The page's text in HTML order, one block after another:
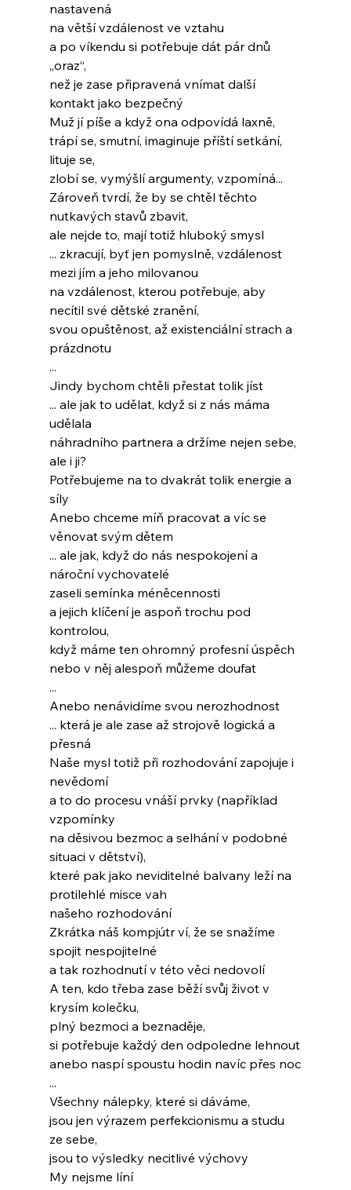
nastavená
na větší vzdálenost ve vztahu
a po víkendu si potřebuje dát pár dnů
„oraz“,
než je zase připravená vnímat další
kontakt jako bezpečný
Muž jí píše a když ona odpovídá laxně,
trápí se, smutní, imaginuje příští setkání,
lituje se,
zlobí se, vymýšlí argumenty, vzpomíná...
Zároveň tvrdí, že by se chtěl těchto
nutkavých stavů zbavit,
ale nejde to, mají totiž hluboký smysl
... zkracují, byť jen pomyslně, vzdálenost
mezi jím a jeho milovanou
na vzdálenost, kterou potřebuje, aby
necítil své dětské zranění,
svou opuštěnost, až existenciální strach a
prázdnotu
...
Jindy bychom chtěli přestat tolik jíst
... ale jak to udělat, když si z nás máma
udělala
náhradního partnera a držíme nejen sebe,
ale i ji?
Potřebujeme na to dvakrát tolik energie a
síly
Anebo chceme míň pracovat a víc se
věnovat svým dětem
... ale jak, když do nás nespokojení a
nároční vychovatelé
zaseli semínka méněcennosti
a jejich klíčení je aspoň trochu pod
kontrolou,
když máme ten ohromný profesní úspěch
nebo v něj alespoň můžeme doufat
...
Anebo nenávidíme svou nerozhodnost
... která je ale zase až strojově logická a
přesná
Naše mysl totiž při rozhodování zapojuje i
nevědomí
a to do procesu vnáší prvky (například
vzpomínky
na děsivou bezmoc a selhání v podobné
situaci v dětství),
které pak jako neviditelné balvany leží na
protilehlé misce vah
našeho rozhodování
Zkrátka náš kompjútr ví, že se snažíme
spojit nespojitelné
a tak rozhodnutí v této věci nedovolí
A ten, kdo třeba zase běží svůj život v
krysím kolečku,
plný bezmoci a beznaděje,
si potřebuje každý den odpoledne lehnout
anebo naspí spoustu hodin navíc přes noc
...
Všechny nálepky, které si dáváme,
jsou jen výrazem perfekcionismu a studu
ze sebe,
jsou to výsledky necitlivé výchovy
My nejsme líní